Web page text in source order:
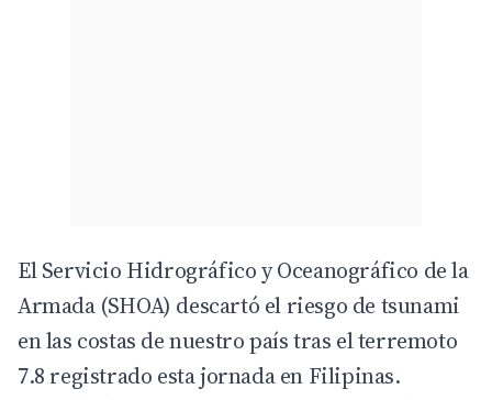
El Servicio Hidrográfico y Oceanográfico de la
Armada (SHOA) descartó el riesgo de tsunami
en las costas de nuestro país tras el terremoto
7.8 registrado esta jornada en Filipinas.